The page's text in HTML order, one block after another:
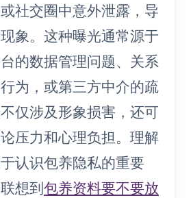
社交圈中意外泄露，导
象。这种曝光通常源于
的数据管理问题、关系
为，或第三方中介的疏
仅涉及形象损害，还可
压力和心理负担。理解
认识包养隐私的重要
想到包养资料要不要放